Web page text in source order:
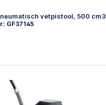
vetpistool, 500 cm3
GF37145